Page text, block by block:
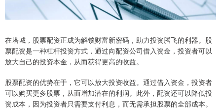
在塔城，股票配资正成为解锁财富新密码，助力投资腾飞的利器。股
票配资是一种杠杆投资方式，通过向配资公司借入资金，投资者可以
放大自己的投资本金，从而获得更高的收益。
股票配资的优势在于，它可以放大投资收益。通过借入资金，投资者
可以购买更多股票，从而增加潜在的利润。此外，配资还可以降低投
资成本，因为投资者只需要支付利息，而无需承担股票的全部成本。